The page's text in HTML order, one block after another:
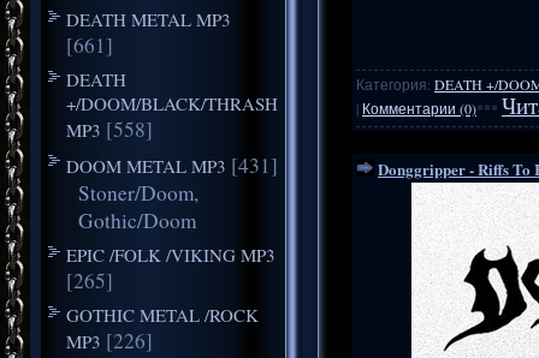
DEATH METAL MP3
[661]
DEATH
+/DOOM/BLACK/THRASH
MP3 [558]
DOOM METAL MP3 [431]
Stoner/Doom,
Gothic/Doom
EPIC /FOLK /VIKING MP3
[265]
GOTHIC METAL /ROCK
MP3 [226]
Категория: DEATH +/
| Комментарии (0)***
Donggripper - Riffs To